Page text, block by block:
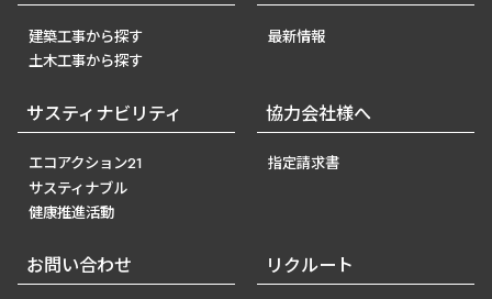
建築工事から探す
土木工事から探す
最新情報
サスティナビリティ
エコアクション21
サスティナブル
健康推進活動
協力会社様へ
指定請求書
お問い合わせ リクルート